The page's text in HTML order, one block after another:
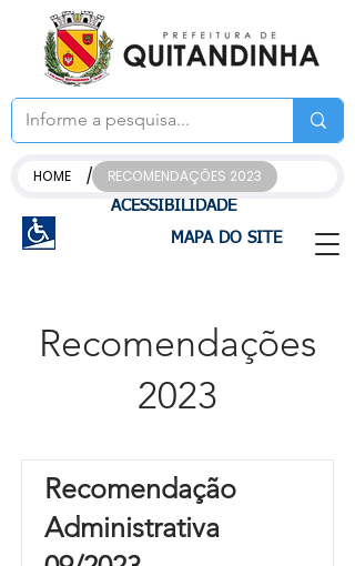
ACESSIBILIDADE
MAPA DO SITE
HOME / RECOMENDAÇÕES 2023
Recomendações
2023
Recomendação
Administrativa